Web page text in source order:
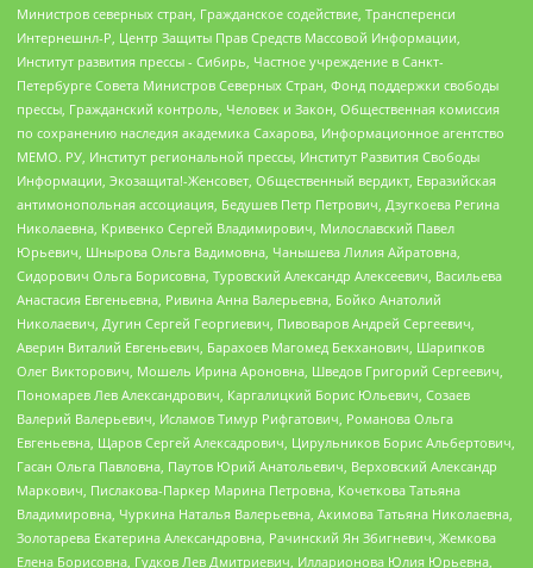
Министров северных стран, Гражданское содействие, Трансперенси
Интернешнл-Р, Центр Защиты Прав Средств Массовой Информации,
Институт развития прессы - Сибирь, Частное учреждение в Санкт-
Петербурге Совета Министров Северных Стран, Фонд поддержки свободы
прессы, Гражданский контроль, Человек и Закон, Общественная комиссия
по сохранению наследия академика Сахарова, Информационное агентство
МЕМО. РУ, Институт региональной прессы, Институт Развития Свободы
Информации, Экозащита!-Женсовет, Общественный вердикт, Евразийская
антимонопольная ассоциация, Бедушев Петр Петрович, Дзугкоева Регина
Николаевна, Кривенко Сергей Владимирович, Милославский Павел
Юрьевич, Шнырова Ольга Вадимовна, Чанышева Лилия Айратовна,
Сидорович Ольга Борисовна, Туровский Александр Алексеевич, Васильева
Анастасия Евгеньевна, Ривина Анна Валерьевна, Бойко Анатолий
Николаевич, Дугин Сергей Георгиевич, Пивоваров Андрей Сергеевич,
Аверин Виталий Евгеньевич, Барахоев Магомед Бекханович, Шарипков
Олег Викторович, Мошель Ирина Ароновна, Шведов Григорий Сергеевич,
Пономарев Лев Александрович, Каргалицкий Борис Юльевич, Созаев
Валерий Валерьевич, Исламов Тимур Рифгатович, Романова Ольга
Евгеньевна, Щаров Сергей Алексадрович, Цирульников Борис Альбертович,
Гасан Ольга Павловна, Паутов Юрий Анатольевич, Верховский Александр
Маркович, Пислакова-Паркер Марина Петровна, Кочеткова Татьяна
Владимировна, Чуркина Наталья Валерьевна, Акимова Татьяна Николаевна,
Золотарева Екатерина Александровна, Рачинский Ян Збигневич, Жемкова
Елена Борисовна, Гудков Лев Дмитриевич, Илларионова Юлия Юрьевна,